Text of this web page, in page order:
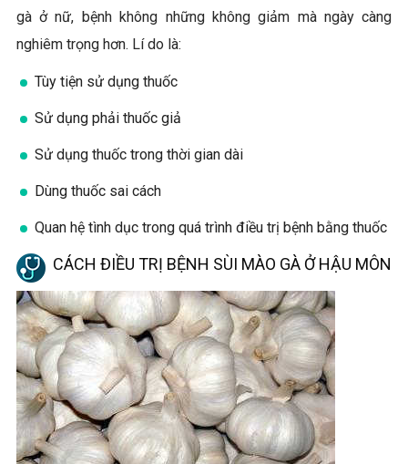
gà ở nữ, bệnh không những không giảm mà ngày càng
nghiêm trọng hơn. Lí do là:
Tùy tiện sử dụng thuốc
Sử dụng phải thuốc giả
Sử dụng thuốc trong thời gian dài
Dùng thuốc sai cách
Quan hệ tình dục trong quá trình điều trị bệnh bằng thuốc
CÁCH ĐIỀU TRỊ BỆNH SÙI MÀO GÀ Ở HẬU MÔN